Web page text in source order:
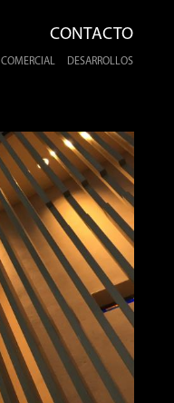
CONTACTO
COMERCIAL DESARROLLOS